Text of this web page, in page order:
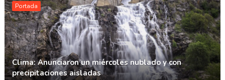
Portada
Clima: Anunciaron un miércoles nublado y con
precipitaciones aisladas